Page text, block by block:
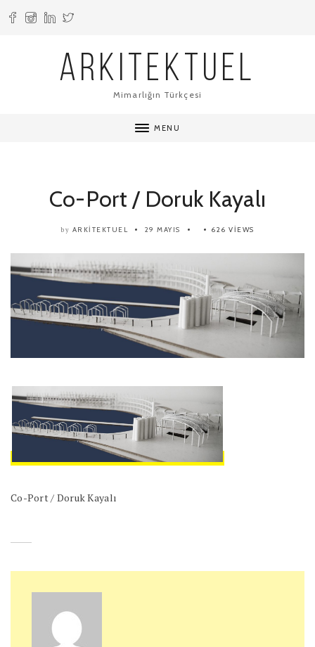
ARKITEKTUEL
Mimarlığın Türkçesi
MENU
Co-Port / Doruk Kayalı
by ARKITEKTUEL 29 MAYIS 626 VIEWS
Co-Port / Doruk Kayalı